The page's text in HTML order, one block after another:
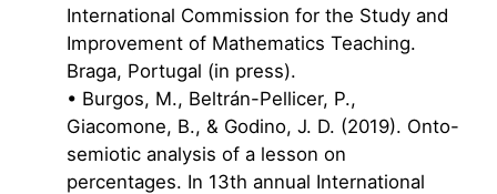
International Commission for the Study and
Improvement of Mathematics Teaching.
Braga, Portugal (in press).
• Burgos, M., Beltrán-Pellicer, P.,
Giacomone, B., & Godino, J. D. (2019). Onto-
semiotic analysis of a lesson on
percentages. In 13th annual International